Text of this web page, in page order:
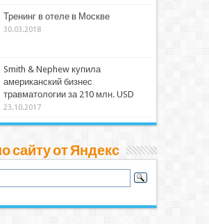
Тренинг в отеле в Москве
30.03.2018
Smith & Nephew купила
американский бизнес
травматологии за 210 млн. USD
23.10.2017
сайту от Яндекс